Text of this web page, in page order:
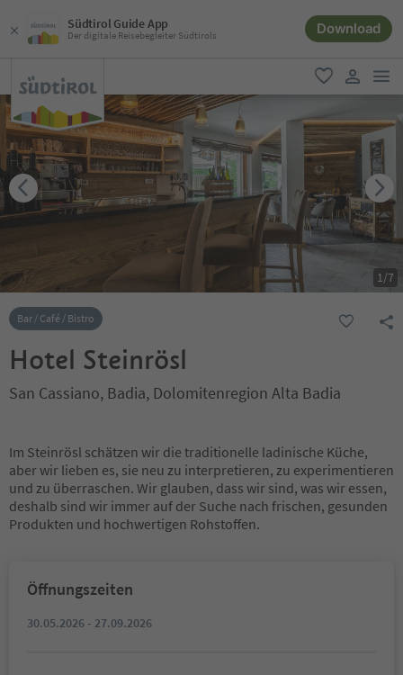
Südtirol Guide App
Der digitale Reisebegleiter Südtirols Download
favorit
user link
1/7
Bar / Café / Bistro
Hotel Steinrösl
San Cassiano, Badia, Dolomitenregion Alta Badia
Im Steinrösl schätzen wir die traditionelle ladinische Küche,
aber wir lieben es, sie neu zu interpretieren, zu experimentieren
und zu überraschen. Wir glauben, dass wir sind, was wir essen,
deshalb sind wir immer auf der Suche nach frischen, gesunden
Produkten und hochwertigen Rohstoffen.
Öffnungszeiten
30.05.2026 - 27.09.2026